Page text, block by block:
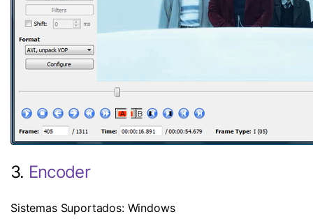
3. Encoder
Sistemas Suportados: Windows